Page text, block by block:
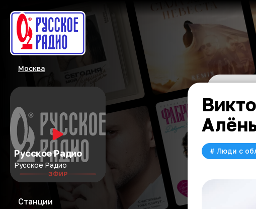
Москва
Русское Радио
Русское Радио
ЭФИР
Станции
# Люди с